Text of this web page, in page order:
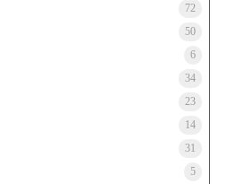
72
50
6
34
23
14
31
5